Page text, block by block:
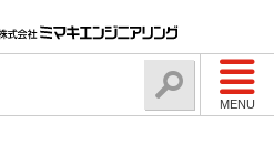
MENU